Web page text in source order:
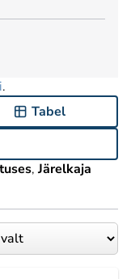
.
Tabel
Järelkaja